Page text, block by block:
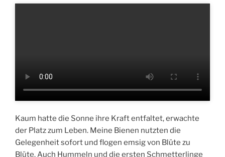
Kaum hatte die Sonne ihre Kraft entfaltet, erwachte
der Platz zum Leben. Meine Bienen nutzten die
Gelegenheit sofort und flogen emsig von Blüte zu
Blüte. Auch Hummeln und die ersten Schmetterlinge